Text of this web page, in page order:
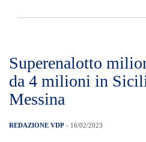
Superenalotto
da 4 milioni in
Messina
REDAZIONE VDP - 16/02/2023